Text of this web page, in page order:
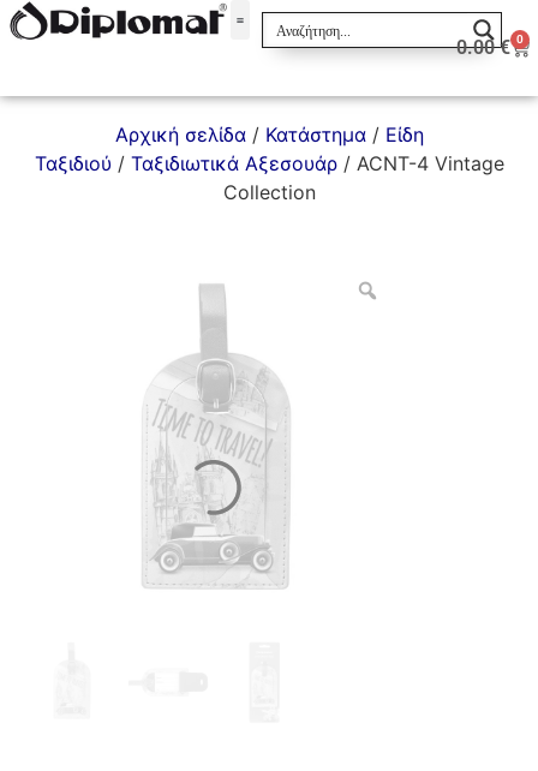
0.00€ 0
Αρχική σελίδα/ Κατάστημα/ Είδη
Ταξιδιού / Ταξιδιωτικά Αξεσουάρ/ ACNT-4 Vintage
Collection